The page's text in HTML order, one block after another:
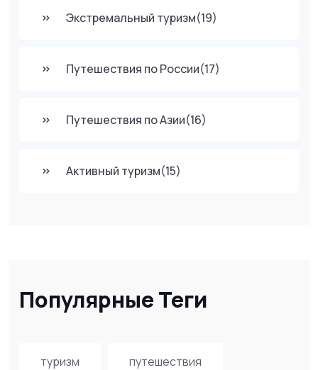
Экстремальный туризм(19)
Путешествия по России(17)
Путешествия по Азии(16)
Активный туризм(15)
Популярные Теги
туризм путешествия